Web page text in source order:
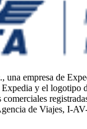
una empresa de
Expedia y el logotipo
comerciales
de Viajes, I-